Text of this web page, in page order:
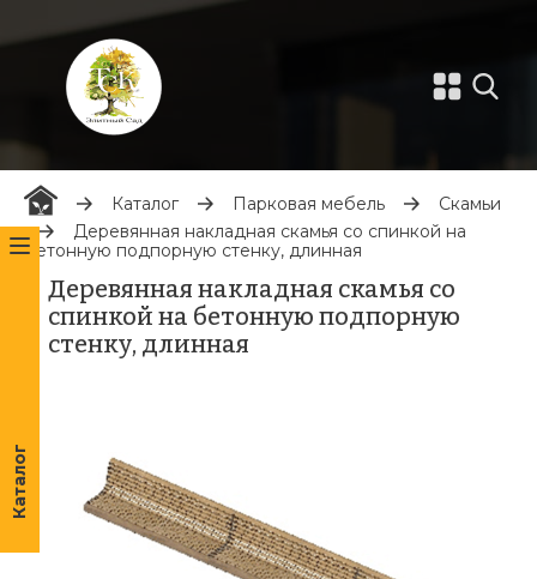
Каталог Парковая мебель
Скамьи
Деревянная накладная скамья со спинкой на
бетонную подпорную стенку, длинная
Деревянная накладная скамья со
спинкой на бетонную подпорную
стенку, длинная
Каталог